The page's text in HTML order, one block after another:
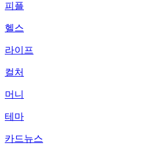
피플
헬스
라이프
컬처
머니
테마
카드뉴스